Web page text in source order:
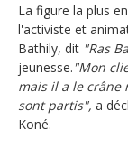
La figure la plus
l'activiste et
Bathily, dit "Ras
jeunesse. "Mon
mais il a le crâne
sont partis", a
Koné.